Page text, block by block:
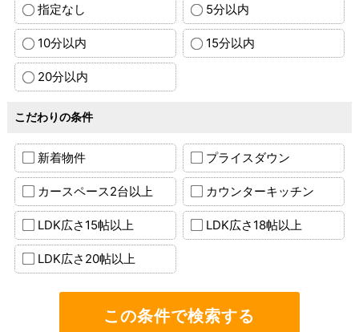
指定なし 5分以内
10分以内 15分以内
20分以内
こだわりの条件
新着物件 プライスダウン
カースペース2台以上 カウンターキッチン
LDK広さ15帖以上 LDK広さ18帖以上
LDK広さ20帖以上